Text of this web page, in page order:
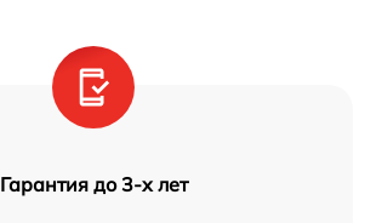
Гарантия до 3-х лет